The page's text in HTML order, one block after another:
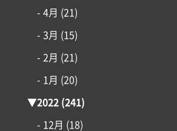
- 4月 (21)
- 3月 (15)
- 2月 (21)
- 1月 (20)
▼2022(241)
- 12月 (18)